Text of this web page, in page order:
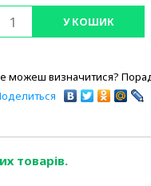
У КОШИК
можеш визначитися?
товарів.